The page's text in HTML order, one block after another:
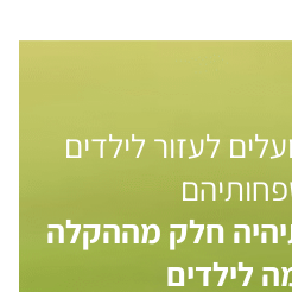
לעזור לילדים
חלק מההקלה
לילדים